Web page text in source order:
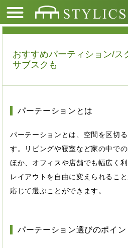
おすすめパーティション/ス
サブスクも
パーテーションとは
パーテーションとは、空間を区切
す。リビングや寝室など家の中で
ほか、オフィスや店舗でも幅広く
レイアウトを自由に変えられるこ
応じて選ぶことができます。
パーテーション選びのポイン